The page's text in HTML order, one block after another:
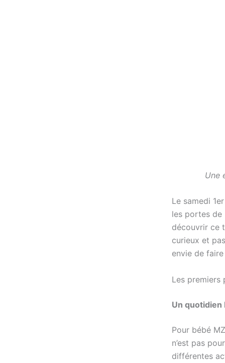
Une
Le samedi
les portes de
découvrir ce
curieux et
envie de
Les premiers
Un quotidien
Pour bébé
n’est pas
différentes